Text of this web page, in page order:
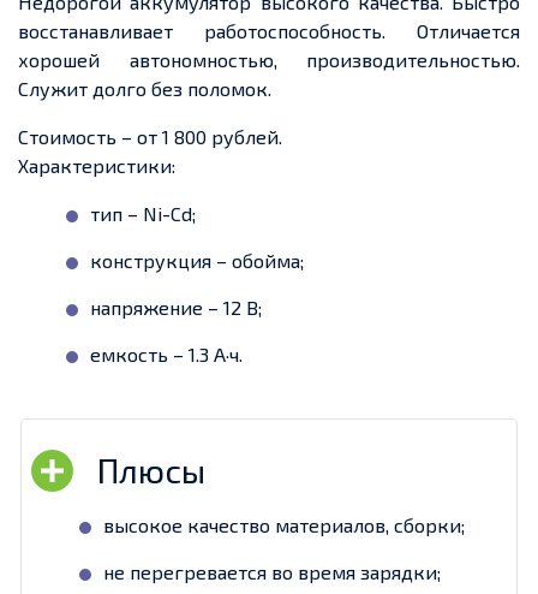
восстанавливает работоспособность. Отличается
хорошей автономностью, производительностью.
Служит долго без поломок.
Стоимость – от 1 800 рублей.
Характеристики:
тип – Ni-Cd;
конструкция – обойма;
напряжение – 12 В;
емкость – 1.3 А·ч.
высокое качество материалов, сборки;
не перегревается во время зарядки;